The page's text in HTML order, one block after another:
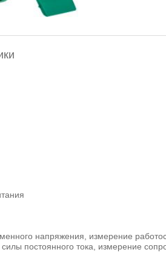
напряжения, измерение
постоянного тока, измерение